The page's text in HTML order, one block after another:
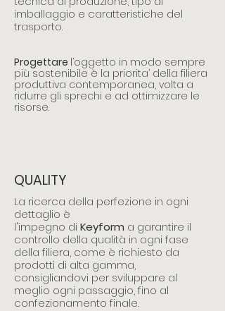
imballaggio e caratteristiche del
trasporto.
Progettare l’oggetto in modo sempre
più sostenibile è la priorita’ della filiera
produttiva contemporanea, volta a
ridurre gli sprechi e ad ottimizzare le
risorse.
QUALITY
La ricerca della perfezione in ogni
dettaglio è
l'impegno di Keyform a garantire il
controllo della qualità in ogni fase
della filiera, come è richiesto da
prodotti di alta gamma,
consigliandovi per sviluppare al
meglio ogni passaggio, fino al
confezionamento finale.